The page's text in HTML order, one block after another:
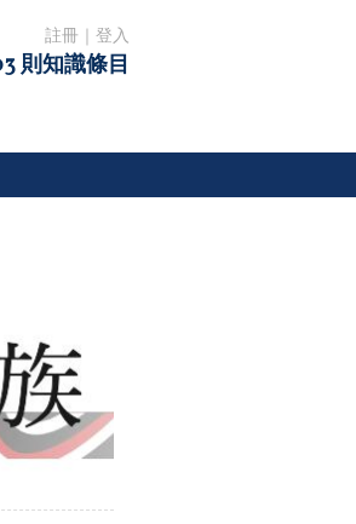
註冊 登入
則知識條目